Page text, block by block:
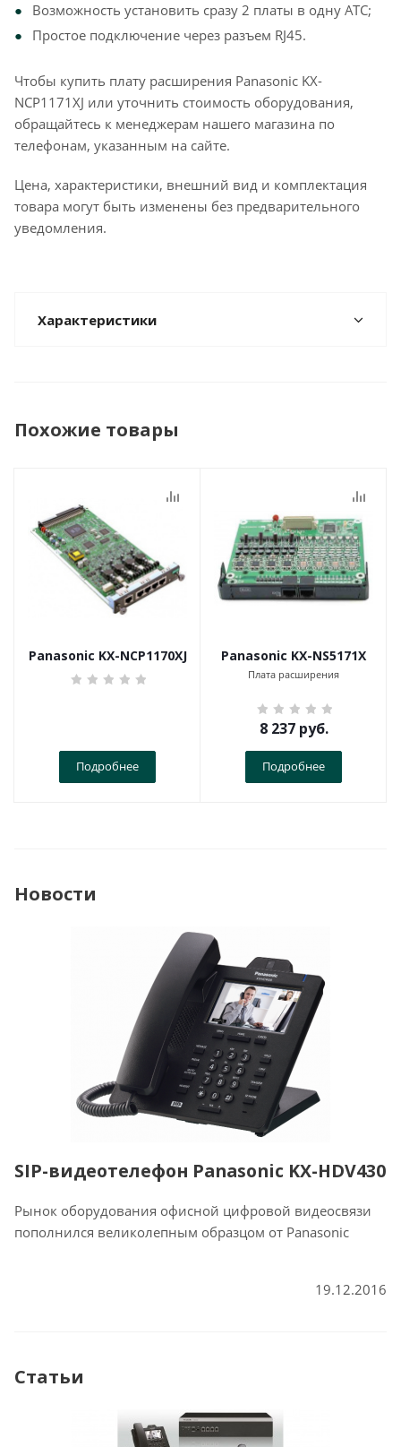
Возможность установить сразу 2 платы в одну АТС;
Простое подключение через разъем RJ45.
Чтобы купить плату расширения Panasonic KX-
NCP1171XJ или уточнить стоимость оборудования,
обращайтесь к менеджерам нашего магазина по
телефонам, указанным на сайте.
Цена, характеристики, внешний вид и комплектация
товара могут быть изменены без предварительного
уведомления.
Характеристики
Похожие товары
Panasonic KX-NCP1170XJ
Подробнее
Panasonic KX-NS5171X
Плата расширения
8 237руб.
Подробнее
Новости
SIP-видеотелефон Panasonic KX-HDV430
Рынок оборудования офисной цифровой видеосвязи
пополнился великолепным образцом от Panasonic
19.12.2016
Статьи